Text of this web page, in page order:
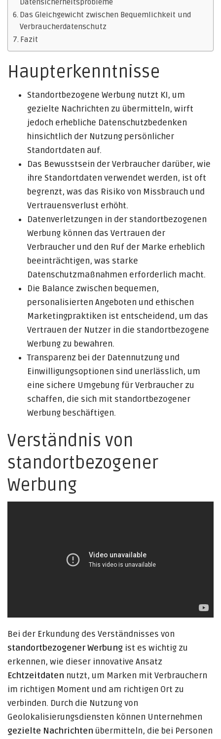
Datensicherheitsprobleme
Das Gleichgewicht zwischen Bequemlichkeit und
Verbraucherdatenschutz
Fazit
Haupterkenntnisse
Standortbezogene Werbung nutzt KI, um
gezielte Nachrichten zu übermitteln, wirft
jedoch erhebliche Datenschutzbedenken
hinsichtlich der Nutzung persönlicher
Standortdaten auf.
Das Bewusstsein der Verbraucher darüber, wie
ihre Standortdaten verwendet werden, ist oft
begrenzt, was das Risiko von Missbrauch und
Vertrauensverlust erhöht.
Datenverletzungen in der standortbezogenen
Werbung können das Vertrauen der
Verbraucher und den Ruf der Marke erheblich
beeinträchtigen, was starke
Datenschutzmaßnahmen erforderlich macht.
Die Balance zwischen bequemen,
personalisierten Angeboten und ethischen
Marketingpraktiken ist entscheidend, um das
Vertrauen der Nutzer in die standortbezogene
Werbung zu bewahren.
Transparenz bei der Datennutzung und
Einwilligungsoptionen sind unerlässlich, um
eine sichere Umgebung für Verbraucher zu
schaffen, die sich mit standortbezogener
Werbung beschäftigen.
Verständnis von
standortbezogener
Werbung
Bei der Erkundung des Verständnisses von
standortbezogener Werbung ist es wichtig zu
erkennen, wie dieser innovative Ansatz
Echtzeitdaten nutzt, um Marken mit Verbrauchern
im richtigen Moment und am richtigen Ort zu
verbinden. Durch die Nutzung von
Geolokalisierungsdiensten können Unternehmen
gezielte Nachrichten übermitteln, die bei Personen